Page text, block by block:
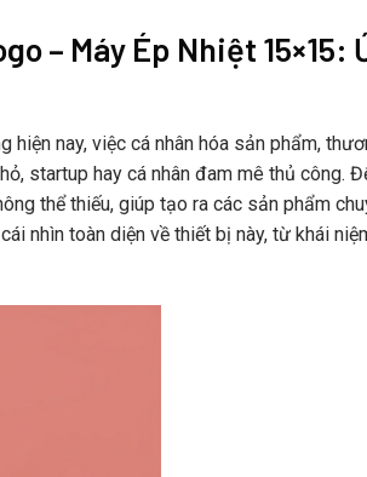
– Máy Ép Nhiệt 15×15:
nay, việc cá nhân hóa sản phẩm,
startup hay cá nhân đam mê thủ công.
thể thiếu, giúp tạo ra các sản phẩm
nhìn toàn diện về thiết bị này, từ khái